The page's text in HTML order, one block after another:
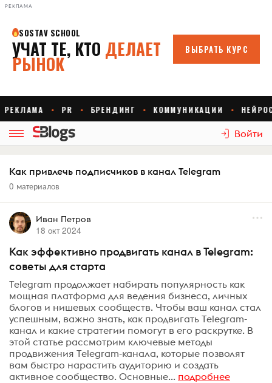
РЕКЛАМА
Войти
Как привлечь подписчиков в канал Telegram
0 материалов
Иван Петров
18 окт 2024
Как эффективно продвигать канал в Telegram:
советы для старта
Telegram продолжает набирать популярность как
мощная платформа для ведения бизнеса, личных
блогов и нишевых сообществ. Чтобы ваш канал стал
успешным, важно знать, как продвигать Telegram-
канал и какие стратегии помогут в его раскрутке. В
этой статье рассмотрим ключевые методы
продвижения Telegram-канала, которые позволят
вам быстро нарастить аудиторию и создать
активное сообщество. Основные... подробнее